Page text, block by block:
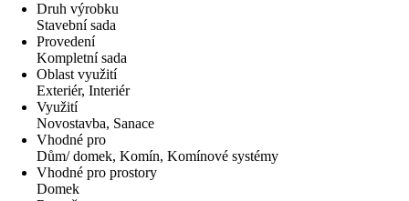
Druh výrobku
Stavební sada
Provedení
Kompletní sada
Oblast využití
Exteriér, Interiér
Využití
Novostavba, Sanace
Vhodné pro
Dům/ domek, Komín, Komínové systémy
Vhodné pro prostory
Domek